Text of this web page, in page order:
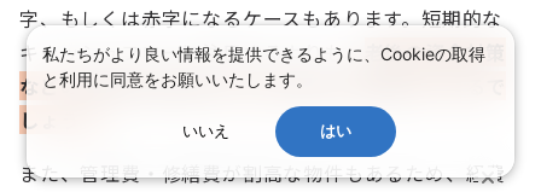
字、もしくは赤字になるケースもあります。短期的な
キャッシュフローに注目するよりも、老後の資金対策
などの長期的な目線で行うのが適した投資といえるで
しょう。
また、管理費・修繕費が割高な物件もあるため、経費
私たちがより良い情報を提供できるように、Cookieの取得
と利用に同意をお願いいたします。
いいえ はい